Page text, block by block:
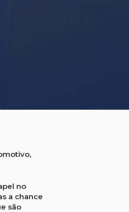
no
a chance
são